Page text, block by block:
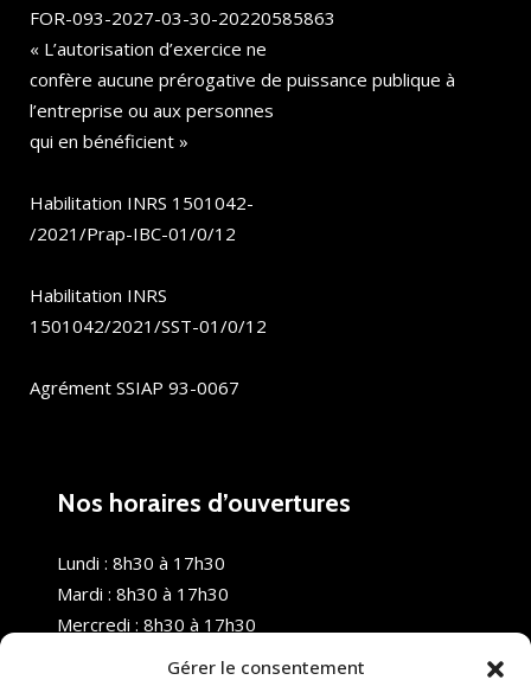
Gérer le consentement
FOR-093-2027-03-30-20220585863
« L’autorisation d’exercice ne
confère aucune prérogative de puissance publique à
l’entreprise ou aux personnes
qui en bénéficient »
Habilitation INRS 1501042-
/2021/Prap-IBC-01/0/12
Habilitation INRS
1501042/2021/SST-01/0/12
Agrément SSIAP 93-0067
Nos horaires d’ouvertures
Lundi : 8h30 à 17h30
Mardi : 8h30 à 17h30
Mercredi : 8h30 à 17h30